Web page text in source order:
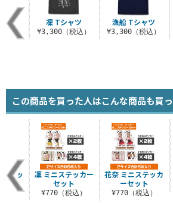
漁船 Tシャツ
¥3,300（税込）
凜 Tシャツ
¥3,300（税込）
この商品を買った人はこんな商品も買
花奈 ミニステッカ
ーセット
¥770（税込）
テッ
ト
込）
凜 ミニステッカー
セット
¥770（税込）